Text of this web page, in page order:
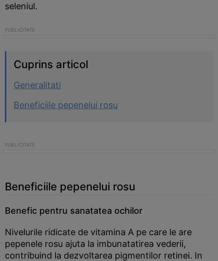
seleniul.
Cuprins articol
Generalitati
Beneficiile pepenelui rosu
Beneficiile pepenelui rosu
Benefic pentru sanatatea ochilor
Nivelurile ridicate de vitamina A pe care le are
pepenele rosu ajuta la imbunatatirea vederii,
contribuind la dezvoltarea pigmentilor retinei. In